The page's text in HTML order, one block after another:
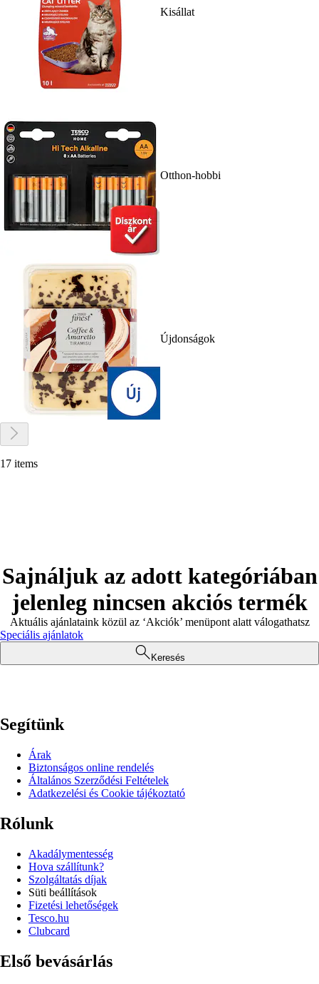
Kisállat
Otthon-hobbi
Újdonságok
17 items
Sajnáljuk az adott kategóriában
jelenleg nincsen akciós termék
Aktuális ajánlataink közül az ‘Akciók’ menüpont alatt válogathatsz
Speciális ajánlatok
Keresés
Segítünk
Árak
Biztonságos online rendelés
Általános Szerződési Feltételek
Adatkezelési és Cookie tájékoztató
Rólunk
Akadálymentesség
Hova szállítunk?
Szolgáltatás díjak
Süti beállítások
Fizetési lehetőségek
Tesco.hu
Clubcard
Első bevásárlás